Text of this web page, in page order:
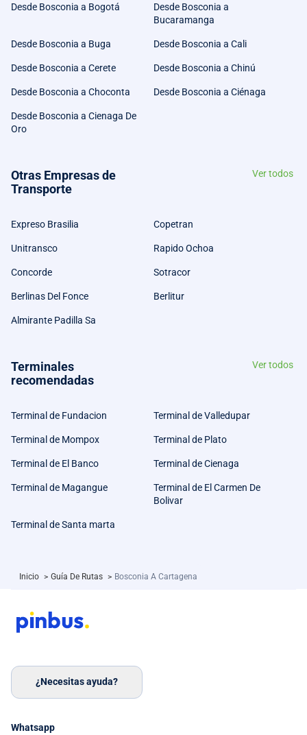
Desde Bosconia a Bogotá
Desde Bosconia a
Bucaramanga
Desde Bosconia a Buga Desde Bosconia a Cali
Desde Bosconia a Cerete Desde Bosconia a Chinú
Desde Bosconia a Choconta Desde Bosconia a Ciénaga
Desde Bosconia a Cienaga De
Oro
Otras Empresas de
Transporte
Ver todos
Expreso Brasilia Copetran
Unitransco Rapido Ochoa
Concorde Sotracor
Berlinas Del Fonce Berlitur
Almirante Padilla Sa
Terminales
recomendadas
Ver todos
Terminal de Fundacion Terminal de Valledupar
Terminal de Mompox Terminal de Plato
Terminal de El Banco Terminal de Cienaga
Terminal de Magangue
Terminal de El Carmen De
Bolivar
Terminal de Santa marta
Inicio > Guía De Rutas > Bosconia A Cartagena
¿Necesitas ayuda?
Whatsapp